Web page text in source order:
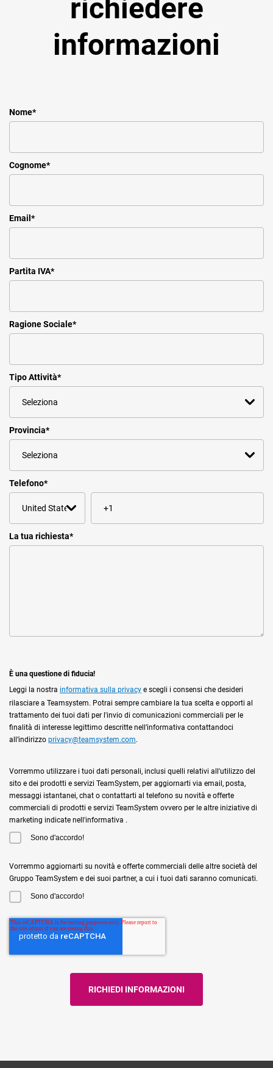
richiedere
informazioni
Nome*
Cognome*
Email *
Partita IVA*
Ragione Sociale*
Tipo Attività*
Provincia*
Telefono*
La tua richiesta*
È una questione di fiducia!
Leggi la nostra informativa sulla privacy e scegli i consensi che desideri
rilasciare a Teamsystem. Potrai sempre cambiare la tua scelta e opporti al
trattamento dei tuoi dati per l'invio di comunicazioni commerciali per le
finalità di interesse legittimo descritte nell’informativa contattandoci
all’indirizzo privacy@teamsystem.com.
Vorremmo utilizzare i tuoi dati personali, inclusi quelli relativi all'utilizzo del
sito e dei prodotti e servizi TeamSystem, per aggiornarti via email, posta,
messaggi istantanei, chat o contattarti al telefono su novità e offerte
commerciali di prodotti e servizi TeamSystem ovvero per le altre iniziative di
marketing indicate nell'informativa .
Sono d'accordo!
Vorremmo aggiornarti su novità e offerte commerciali delle altre società del
Gruppo TeamSystem e dei suoi partner, a cui i tuoi dati saranno comunicati.
Sono d'accordo!